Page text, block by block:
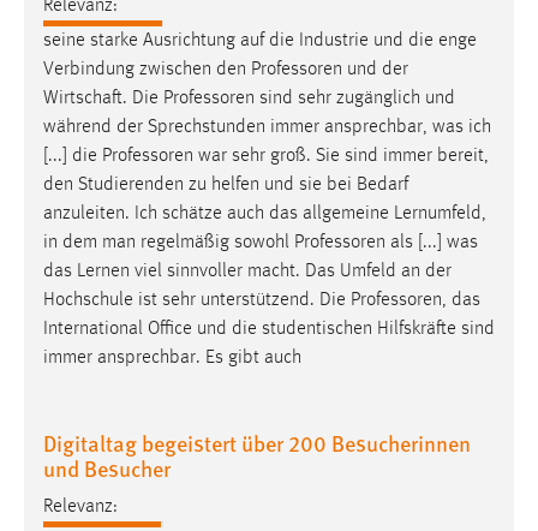
Relevanz:
seine starke Ausrichtung auf die Industrie und die enge
Verbindung zwischen den Professoren und der
Wirtschaft. Die Professoren sind sehr zugänglich und
während der Sprechstunden immer ansprechbar, was ich
[...] die Professoren war sehr groß. Sie sind immer bereit,
den Studierenden zu helfen und sie bei Bedarf
anzuleiten. Ich schätze auch das allgemeine Lernumfeld,
in dem man regelmäßig sowohl Professoren als [...] was
das Lernen viel sinnvoller macht. Das Umfeld an der
Hochschule ist sehr unterstützend. Die Professoren, das
International Office und die studentischen Hilfskräfte sind
immer ansprechbar. Es gibt auch
Digitaltag begeistert über 200 Besucherinnen
und Besucher
Relevanz: